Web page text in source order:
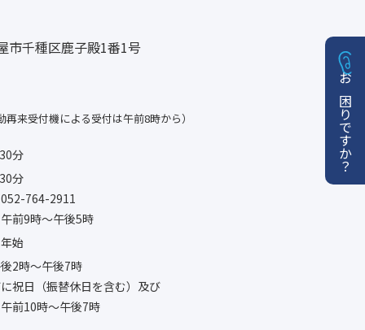
市千種区鹿子殿1番1号
来受付機による受付は午前8時から）
分
分
764-2911
前9時〜午後5時
始
2時〜午後7時
祝日（振替休日を含む）及び
前10時〜午後7時
お困りですか？